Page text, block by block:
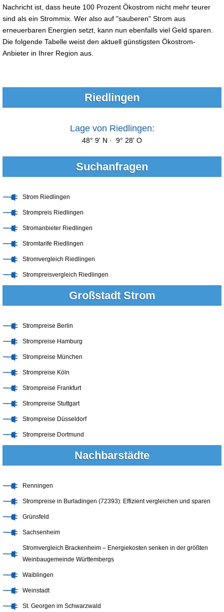
Nachricht ist, dass heute 100 Prozent Ökostrom nicht mehr teurer
sind als ein Strommix. Wer also auf "sauberen" Strom aus
erneuerbaren Energien setzt, kann nun ebenfalls viel Geld sparen.
Die folgende Tabelle weist den aktuell günstigsten Ökostrom-
Anbieter in Ihrer Region aus.
Riedlingen
Lage von Riedlingen:
48° 9' N · 9° 28' O
Suchanfragen
Strom Riedlingen
Strompreis Riedlingen
Stromanbieter Riedlingen
Stromtarife Riedlingen
Stromvergleich Riedlingen
Strompreisvergleich Riedlingen
Großstadt Strom
Strompreise Berlin
Strompreise Hamburg
Strompreise München
Strompreise Köln
Strompreise Frankfurt
Strompreise Stuttgart
Strompreise Düsseldorf
Strompreise Dortmund
Nachbarstädte
Renningen
Strompreise in Burladingen (72393): Effizient vergleichen und sparen
Grünsfeld
Sachsenheim
Stromvergleich Brackenheim – Energiekosten senken in der größten
Weinbaugemeinde Württembergs
Waiblingen
Weinstadt
St. Georgen im Schwarzwald